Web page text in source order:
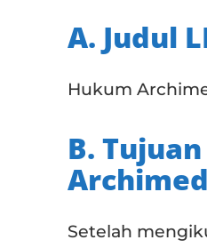
A. Judul
Hukum
B.
Setelah